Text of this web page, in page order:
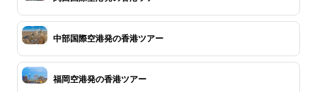
中部国際空港発の香港ツアー
福岡空港発の香港ツアー